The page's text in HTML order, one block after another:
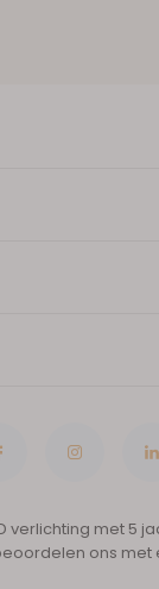
verlichting met 5
ons met